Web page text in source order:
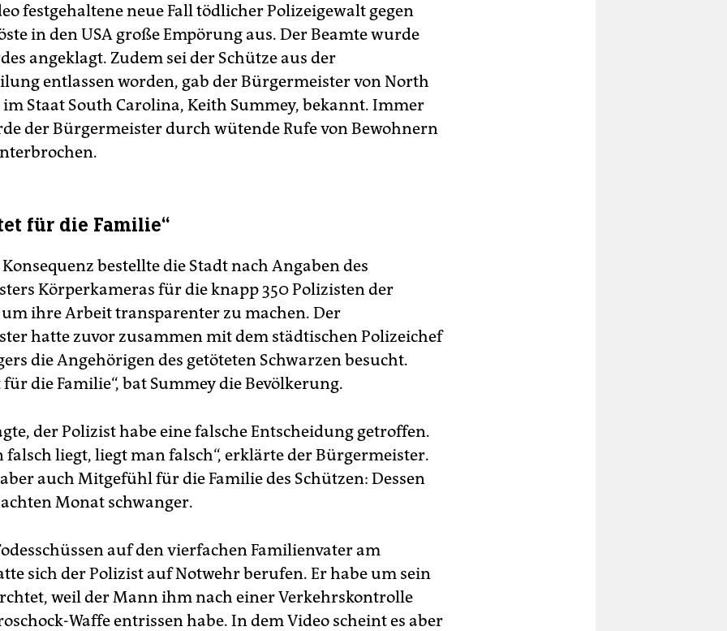
festgehaltene neue Fall tödlicher Polizeigewalt gegen
in den USA große Empörung aus. Der Beamte wurde
angeklagt. Zudem sei der Schütze aus der
entlassen worden, gab der Bürgermeister von North
Staat South Carolina, Keith Summey, bekannt. Immer
der Bürgermeister durch wütende Rufe von Bewohnern
für die Familie“
bestellte die Stadt nach Angaben des
Körperkameras für die knapp 350 Polizisten der
um ihre Arbeit transparenter zu machen. Der
hatte zuvor zusammen mit dem städtischen Polizeichef
die Angehörigen des getöteten Schwarzen besucht.
für die Familie“, bat Summey die Bevölkerung.
der Polizist habe eine falsche Entscheidung getroffen.
falsch liegt, liegt man falsch“, erklärte der Bürgermeister.
auch Mitgefühl für die Familie des Schützen: Dessen
Monat schwanger.
auf den vierfachen Familienvater am
sich der Polizist auf Notwehr berufen. Er habe um sein
weil der Mann ihm nach einer Verkehrskontrolle
Waffe entrissen habe. In dem Video scheint es aber